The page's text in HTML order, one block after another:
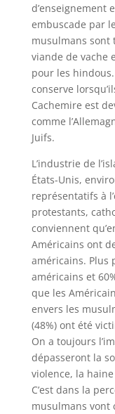
d’enseignement
embuscade par
musulmans sont
viande de vache
pour les
conserve
Cachemire est
comme
Juifs.
L’industrie de
États-Unis,
représentatifs à
protestants,
conviennent
Américains ont
américains. Plus
américains et
que les
envers les
(48%) ont été
On a toujours
dépasseront la
violence, la
C’est dans la
musulmans vont